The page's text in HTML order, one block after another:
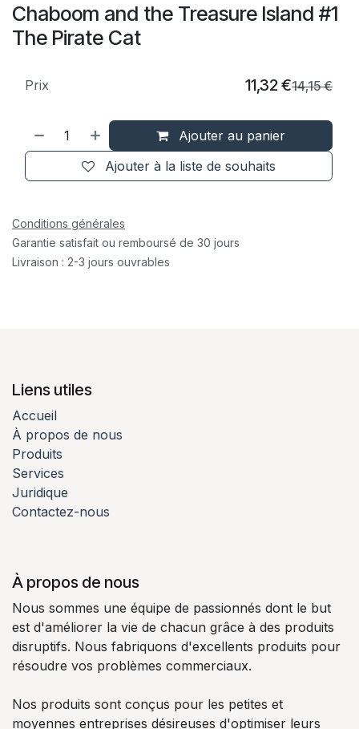
Chaboom and the Treasure Island #1
The Pirate Cat
Ajouter au panier
Ajouter à la liste de souhaits
Prix 11,32€14,15€
Conditions générales
Garantie satisfait ou remboursé de 30 jours
Livraison : 2-3 jours ouvrables
Liens utiles
Accueil
À propos de nous
Produits
Services
Juridique
Contactez-nous
À propos de nous
Nous sommes une équipe de passionnés dont le but
est d'améliorer la vie de chacun grâce à des produits
disruptifs. Nous fabriquons d'excellents produits pour
résoudre vos problèmes commerciaux.
Nos produits sont conçus pour les petites et
moyennes entreprises désireuses d'optimiser leurs